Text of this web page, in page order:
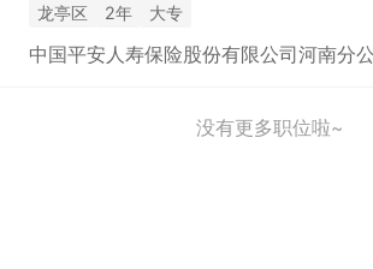
龙亭区 2年 大专
没有更多职位啦~